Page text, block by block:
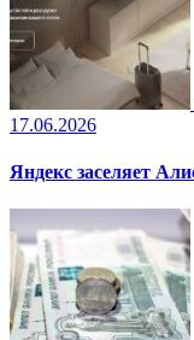
17.06.2026
Яндекс заселяет